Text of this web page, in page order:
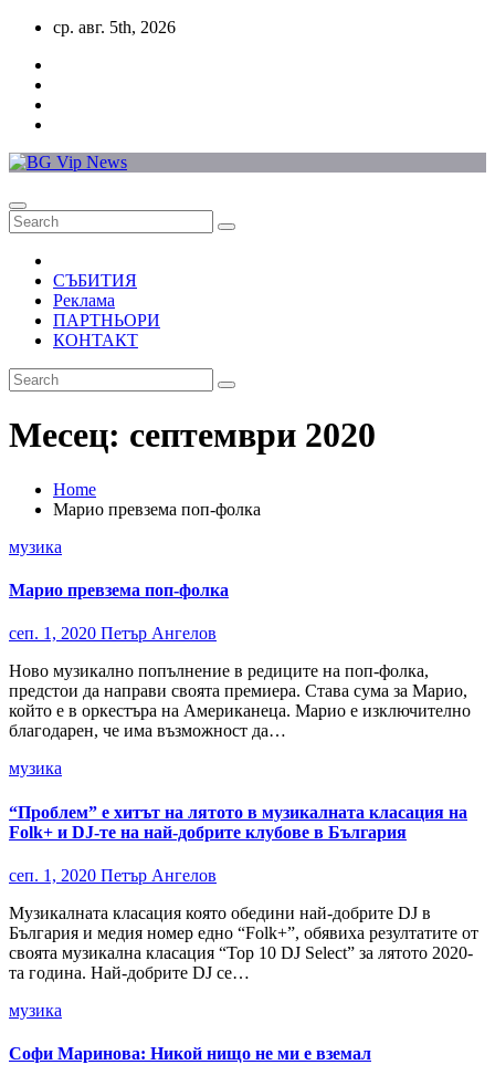
Skip
content
ср. авг. 5th, 2026
СЪБИТИЯ
Реклама
ПАРТНЬОРИ
КОНТАКТ
Месец: септември 2020
Home
Марио превзема поп-фолка
музика
Марио превзема поп-фолка
сеп. 1, 2020 Петър Ангелов
Ново музикално попълнение в редиците на поп-фолка,
предстои да направи своята премиера. Става сума за Марио,
който е в оркестъра на Американеца. Марио е изключително
благодарен, че има възможност да…
музика
“Проблем” е хитът на лятото в музикалната класация на
Folk+ и DJ-те на най-добрите клубове в България
сеп. 1, 2020 Петър Ангелов
Музикалната класация която обедини най-добрите DJ в
България и медия номер едно “Folk+”, обявиха резултатите от
своята музикална класация “Top 10 DJ Select” за лятото 2020-
та година. Най-добрите DJ се…
музика
Софи Маринова: Никой нищо не ми е вземал